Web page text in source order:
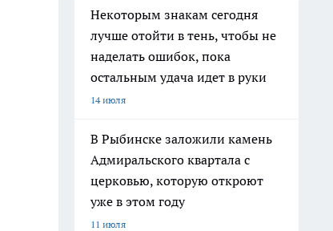
Некоторым знакам сегодня
лучше отойти в тень, чтобы не
наделать ошибок, пока
остальным удача идет в руки
14 июля
В Рыбинске заложили камень
Адмиральского квартала с
церковью, которую откроют
уже в этом году
11 июля